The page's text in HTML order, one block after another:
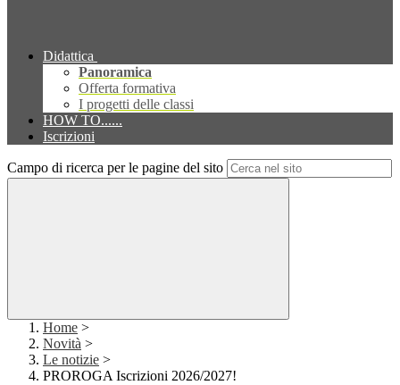
Didattica
Panoramica
Offerta formativa
I progetti delle classi
HOW TO......
Iscrizioni
Campo di ricerca per le pagine del sito
Home >
Novità >
Le notizie >
PROROGA Iscrizioni 2026/2027!